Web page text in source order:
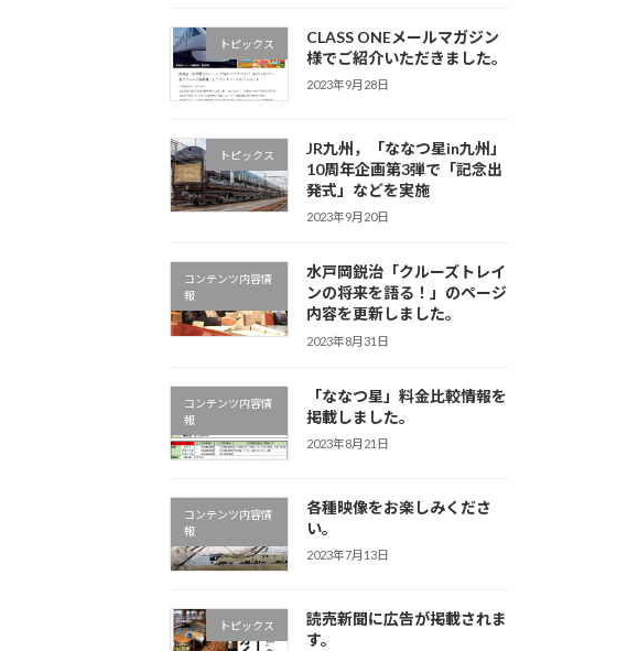
トピックス
CLASS ONEメールマガジン
様でご紹介いただきました。
2023年9月28日
トピックス
JR九州，「ななつ星in九州」
10周年企画第3弾で「記念出
発式」などを実施
2023年9月20日
コンテンツ内容情
報
水戸岡鋭治「クルーズトレイ
ンの将来を語る！」のページ
内容を更新しました。
2023年8月31日
コンテンツ内容情
報
「ななつ星」料金比較情報を
掲載しました。
2023年8月21日
コンテンツ内容情
報
各種映像をお楽しみくださ
い。
2023年7月13日
トピックス
読売新聞に広告が掲載されま
す。